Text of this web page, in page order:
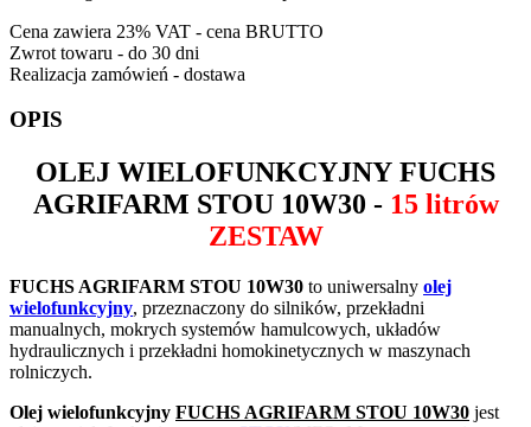
Cena zawiera 23% VAT - cena BRUTTO
Zwrot towaru - do 30 dni
Realizacja zamówień - dostawa
OPIS
OLEJ WIELOFUNKCYJNY FUCHS
AGRIFARM STOU 10W30 - 15 litrów
ZESTAW
FUCHS AGRIFARM STOU 10W30 to uniwersalny olej
wielofunkcyjny, przeznaczony do silników, przekładni
manualnych, mokrych systemów hamulcowych, układów
hydraulicznych i przekładni homokinetycznych w maszynach
rolniczych.
Olej wielofunkcyjny FUCHS AGRIFARM STOU 10W30 jest